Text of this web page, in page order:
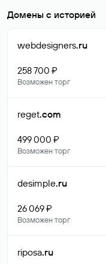
Домены с историей
webdesigners.ru
258 700 ₽
Возможен торг
reget.com
499 000 ₽
Возможен торг
desimple.ru
26 069 ₽
Возможен торг
riposa.ru